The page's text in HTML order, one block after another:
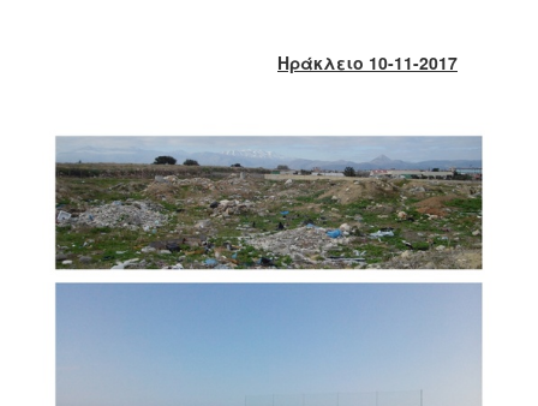
2015
2013
2012
2011
2010
Ηράκλειο 10-11-2017